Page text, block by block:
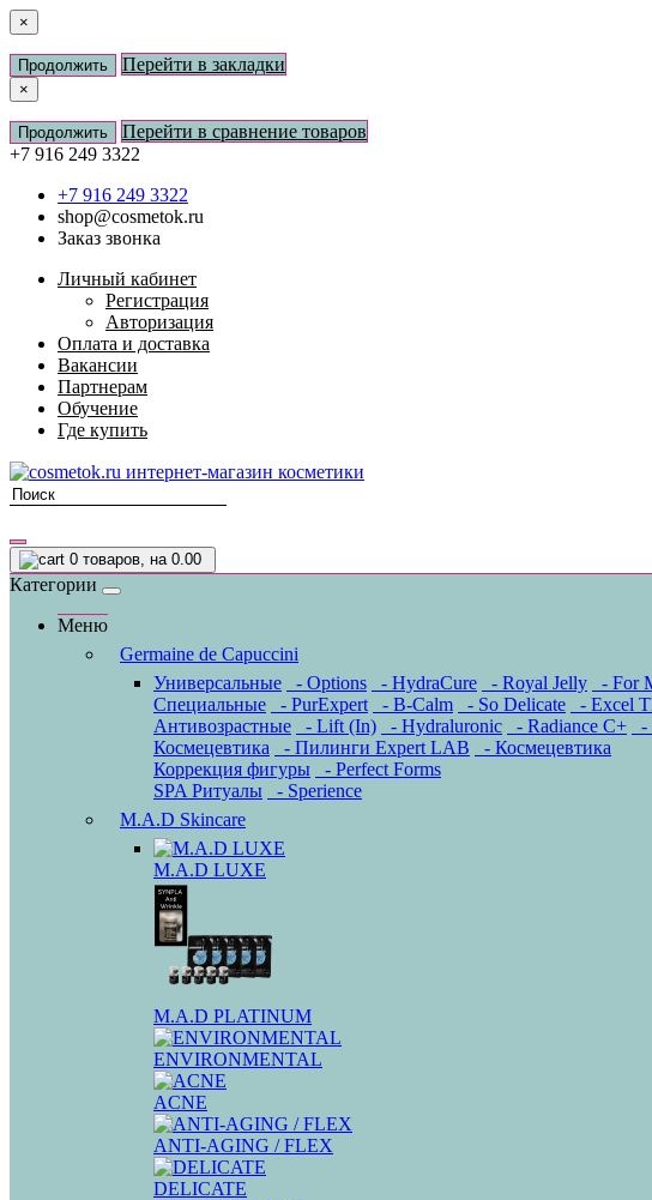
×
Продолжить Перейти в закладки
×
Продолжить
Перейти в сравнение товаров
+7 916 249 3322
+7 916 249 3322
shop@cosmetok.ru
Заказ звонка
Личный кабинет
Регистрация
Авторизация
Оплата и доставка
Вакансии
Партнерам
Обучение
Где купить
0 товаров, на 0.00
Категории
Меню
Germaine de Capuccini
Универсальные
- Options - HydraCure - Royal Jelly - For
Специальные
- PurExpert - B-Calm - So Delicate - Excel
Антивозрастные
- Lift (In) - Hydraluronic - Radiance C+ -
Космецевтика
- Пилинги Expert LAB
- Космецевтика
Коррекция фигуры
- Perfect Forms
SPA Ритуалы
- Sperience
M.A.D Skincare
M.A.D LUXE
M.A.D PLATINUM
ENVIRONMENTAL
ACNE
ANTI-AGING / FLEX
DELICATE